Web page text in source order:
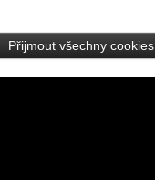
Přijmout všechny cookies